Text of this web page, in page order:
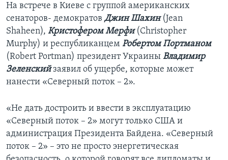
На встрече в Киеве с группой американских
сенаторов- демократов Джин Шахин (Jean
Shaheen), Кристофером Мерфи(Christopher
Murphy) и республиканцем Робертом Портманом
(Robert Portman) президент Украины Владимир
Зеленскийзаявил об ущербе, которые может
нанести «Северный поток – 2».
«Не дать достроить и ввести в эксплуатацию
«Северный поток – 2» могут только США и
администрация Президента Байдена. «Северный
поток – 2» – это не просто энергетическая